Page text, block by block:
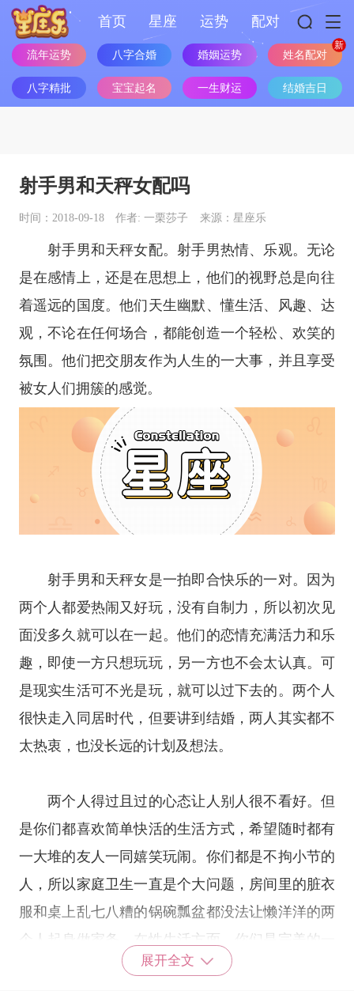
首页 星座 运势 配对
流年运势 八字合婚 婚姻运势 姓名配对
八字精批 宝宝起名 一生财运 结婚吉日
射手男和天秤女配吗
时间：2018-09-18 作者: 一栗莎子 来源：星座乐
射手男和天秤女配。射手男热情、乐观。无论
是在感情上，还是在思想上，他们的视野总是向往
着遥远的国度。他们天生幽默、懂生活、风趣、达
观，不论在任何场合，都能创造一个轻松、欢笑的
氛围。他们把交朋友作为人生的一大事，并且享受
被女人们拥簇的感觉。
射手男和天秤女是一拍即合快乐的一对。因为
两个人都爱热闹又好玩，没有自制力，所以初次见
面没多久就可以在一起。他们的恋情充满活力和乐
趣，即使一方只想玩玩，另一方也不会太认真。可
是现实生活可不光是玩，就可以过下去的。两个人
很快走入同居时代，但要讲到结婚，两人其实都不
太热衷，也没长远的计划及想法。
两个人得过且过的心态让人别人很不看好。但
是你们都喜欢简单快活的生活方式，希望随时都有
一大堆的友人一同嬉笑玩闹。你们都是不拘小节的
人，所以家庭卫生一直是个大问题，房间里的脏衣
服和桌上乱七八糟的锅碗瓢盆都没法让懒洋洋的两
个人起身做家务。在性生活方面，你们是完美的一
对，大家都需要新鲜刺激的方式而又会满足于对
展开全文